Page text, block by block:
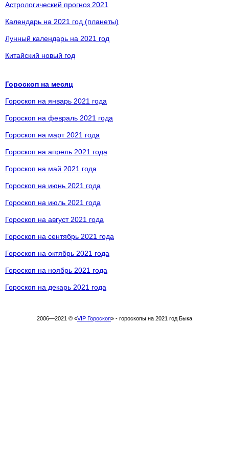
Астрологический прогноз 2021
Календарь на 2021 год (планеты)
Лунный календарь на 2021 год
Китайский новый год
Гороскоп на месяц
Гороскоп на январь 2021 года
Гороскоп на февраль 2021 года
Гороскоп на март 2021 года
Гороскоп на апрель 2021 года
Гороскоп на май 2021 года
Гороскоп на июнь 2021 года
Гороскоп на июль 2021 года
Гороскоп на август 2021 года
Гороскоп на сентябрь 2021 года
Гороскоп на октябрь 2021 года
Гороскоп на ноябрь 2021 года
Гороскоп на декарь 2021 года
2006—2021 © «VIP Гороскоп» - гороскопы на 2021 год Быка